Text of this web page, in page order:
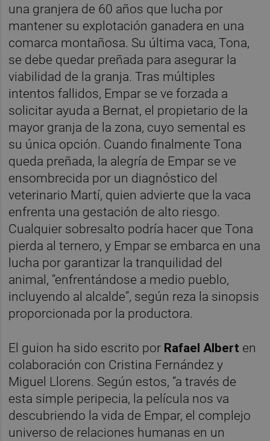
una granjera de 60 años que lucha por
mantener su explotación ganadera en una
comarca montañosa. Su última vaca, Tona,
se debe quedar preñada para asegurar la
viabilidad de la granja. Tras múltiples
intentos fallidos, Empar se ve forzada a
solicitar ayuda a Bernat, el propietario de la
mayor granja de la zona, cuyo semental es
su única opción. Cuando finalmente Tona
queda preñada, la alegría de Empar se ve
ensombrecida por un diagnóstico del
veterinario Martí, quien advierte que la vaca
enfrenta una gestación de alto riesgo.
Cualquier sobresalto podría hacer que Tona
pierda al ternero, y Empar se embarca en una
lucha por garantizar la tranquilidad del
animal, “enfrentándose a medio pueblo,
incluyendo al alcalde”, según reza la sinopsis
proporcionada por la productora.
El guion ha sido escrito por Rafael Albert en
colaboración con Cristina Fernández y
Miguel Llorens. Según estos, “a través de
esta simple peripecia, la película nos va
descubriendo la vida de Empar, el complejo
universo de relaciones humanas en un